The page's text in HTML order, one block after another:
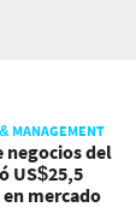
MANAGEMENT
negocios del
US$25,5
mercado